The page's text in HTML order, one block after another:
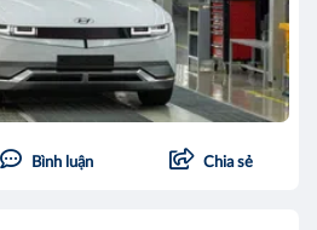
Bình luận Chia sẻ